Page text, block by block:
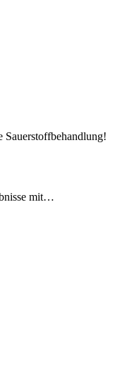
Sauerstoffbehandlung!
mit…